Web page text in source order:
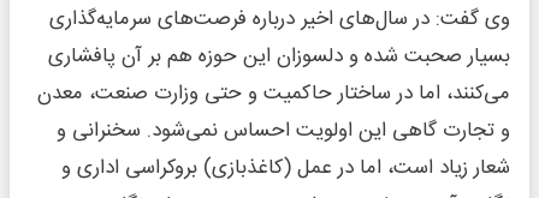
وی گفت: در سال‌های اخیر درباره فرصت‌های سرمایه‌گذاری
بسیار صحبت شده و دلسوزان این حوزه هم بر آن پافشاری
می‌کنند، اما در ساختار حاکمیت و حتی وزارت صنعت، معدن
و تجارت گاهی این اولویت احساس نمی‌شود. سخنرانی و
شعار زیاد است، اما در عمل (کاغذبازی) بروکراسی اداری و